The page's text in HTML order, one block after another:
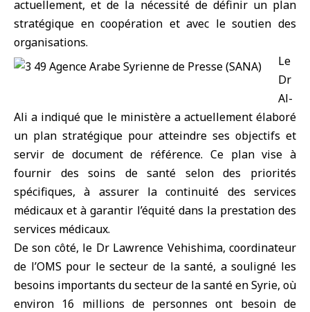
actuellement, et de la nécessité de définir un plan
stratégique en coopération et avec le soutien des
organisations.
Le
Dr
Al-
Ali a indiqué que le ministère a actuellement élaboré
un plan stratégique pour atteindre ses objectifs et
servir de document de référence. Ce plan vise à
fournir des soins de santé selon des priorités
spécifiques, à assurer la continuité des services
médicaux et à garantir l’équité dans la prestation des
services médicaux.
De son côté, le Dr Lawrence Vehishima, coordinateur
de l’OMS pour le secteur de la santé, a souligné les
besoins importants du secteur de la santé en Syrie, où
environ 16 millions de personnes ont besoin de